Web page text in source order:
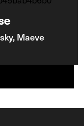
Maeve